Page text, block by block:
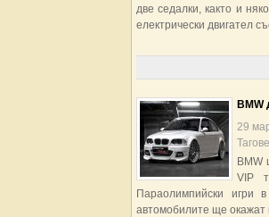
две седалки, както и
електрически двигател
BMW
29
BMW
VIP
Параолимпийски игри
автомобилите ще окажат